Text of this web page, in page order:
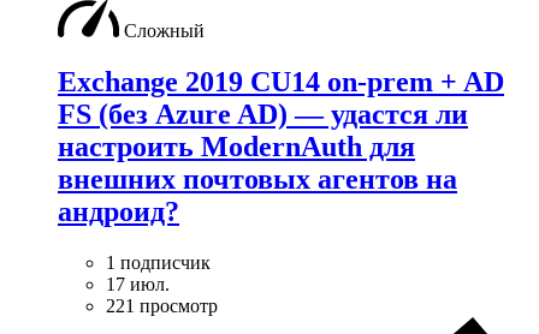
Сложный
Exchange 2019 CU14 on-prem + AD
FS (без Azure AD) — удаcтся ли
настроить ModernAuth для
внешних почтовых агентов на
андроид?
1 подписчик
17 июл.
221 просмотр